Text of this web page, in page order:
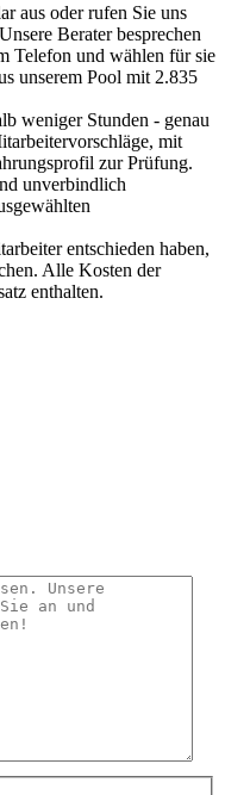
aus oder rufen Sie uns
Berater besprechen
Telefon und wählen für sie
unserem Pool mit 2.835
weniger Stunden - genau
mit
zur Prüfung.
unverbindlich
entschieden haben,
Alle Kosten der
enthalten.